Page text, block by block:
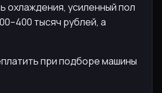
охлаждения, усиленный пол
тысяч рублей, а
при подборе машины